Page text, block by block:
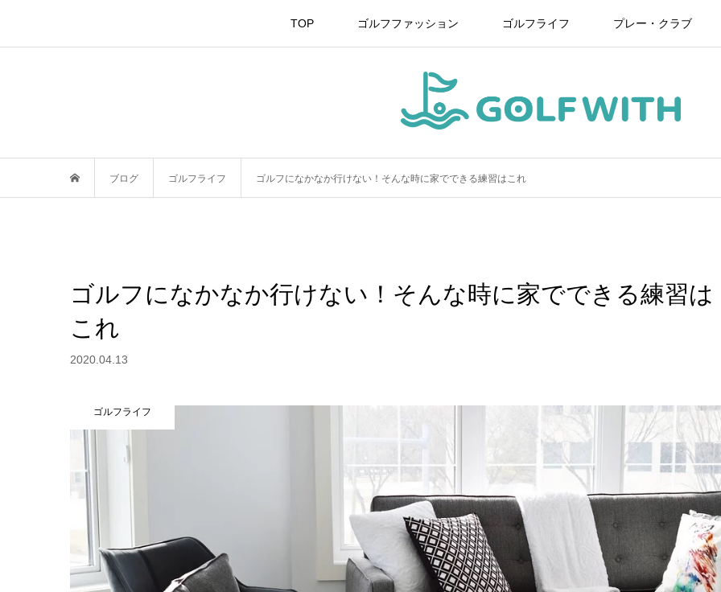
TOP ゴルフファッション ゴルフライフ プレー・クラブ
ブログ ゴルフライフ ゴルフになかなか行けない！そんな時に家でできる練習はこれ
ゴルフになかなか行けない！そんな時に家でできる練習は
これ
2020.04.13
ゴルフライフ